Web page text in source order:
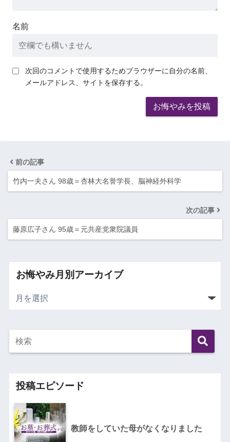
名前
次回のコメントで使用するためブラウザーに自分の名前、
メールアドレス、サイトを保存する。
前の記事
竹内一夫さん 98歳＝杏林大名誉学長、脳神経外科学
次の記事
藤原広子さん 95歳＝元共産党衆院議員
お悔やみ月別アーカイブ
投稿エピソード
教師をしていた母がなくなりました